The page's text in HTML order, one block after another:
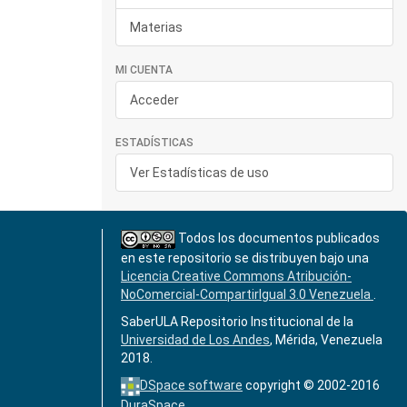
Materias
MI CUENTA
Acceder
ESTADÍSTICAS
Ver Estadísticas de uso
Todos los documentos publicados
en este repositorio se distribuyen bajo una
Licencia Creative Commons Atribución-
NoComercial-CompartirIgual 3.0 Venezuela
SaberULA Repositorio Institucional de la
Universidad de Los Andes, Mérida, Venezuela
2018.
DSpace software copyright © 2002-2016